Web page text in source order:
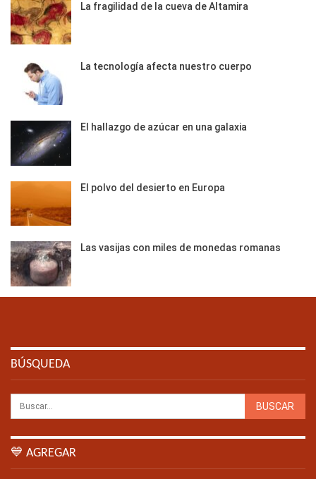
La fragilidad de la cueva de Altamira
La tecnología afecta nuestro cuerpo
El hallazgo de azúcar en una galaxia
El polvo del desierto en Europa
Las vasijas con miles de monedas romanas
BÚSQUEDA
💙 AGREGAR